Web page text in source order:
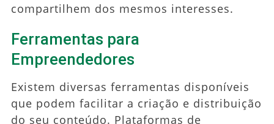
compartilhem dos mesmos interesses.
Ferramentas para
Empreendedores
Existem diversas ferramentas disponíveis
que podem facilitar a criação e distribuição
do seu conteúdo. Plataformas de